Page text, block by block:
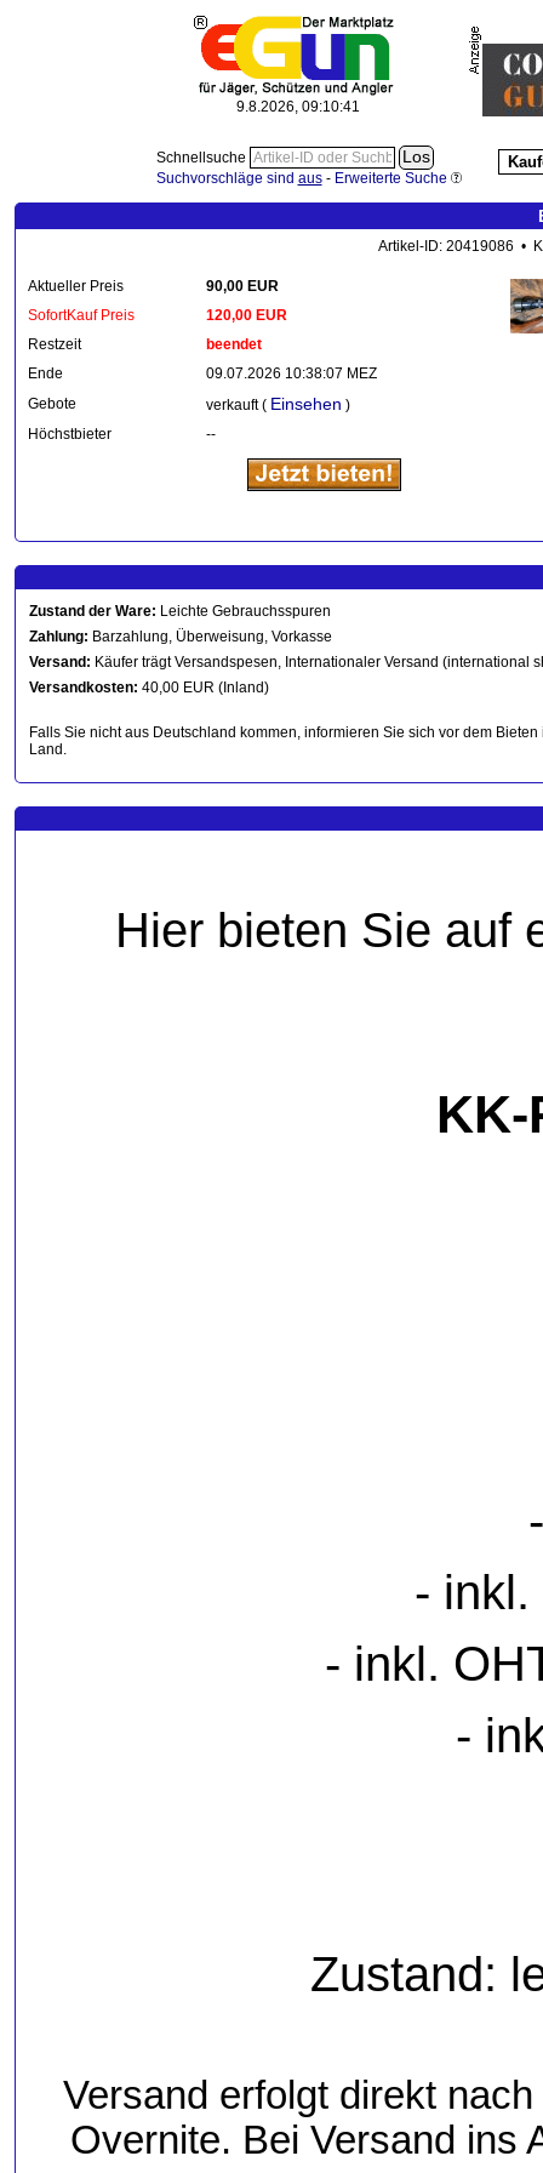
9.8.2026, 09:10:43
Schnellsuche
Suchvorschläge sind aus- Erweiterte Suche
Artikel-ID: 20419086 •
Aktueller Preis
90,00 EUR
SofortKauf Preis
120,00 EUR
Restzeit
beendet
Ende
09.07.2026 10:38:07 MEZ
Gebote
verkauft ( Einsehen )
Höchstbieter
--
Zustand der Ware: Leichte Gebrauchsspuren
Zahlung: Barzahlung, Überweisung, Vorkasse
Versand: Käufer trägt Versandspesen, Internationaler Versand (international
Versandkosten: 40,00 EUR (Inland)
Falls Sie nicht aus Deutschland kommen, informieren Sie sich vor dem
Land.
Hier bieten Sie auf
-
- inkl.
-
Zustand:
Versand erfolgt direkt
Overnite. Bei Versand ins